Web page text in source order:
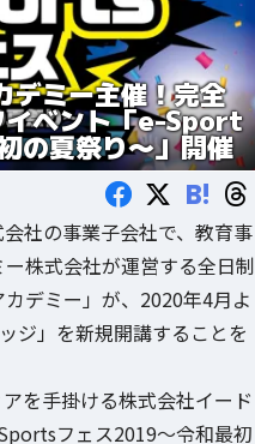
デミー主催！完全
イベント「e-Sport
の夏祭り～」開催
B!
社の事業子会社で、教育事
株式会社が運営する全日制
デミー」が、2020年4月よ
ジ」を新規開講することを
を手掛ける株式会社イード
フェス2019～令和最初